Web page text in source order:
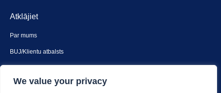
We value your privacy
Atklājiet
Par mums
BUJ/Klientu atbalsts
Drošība un privātums